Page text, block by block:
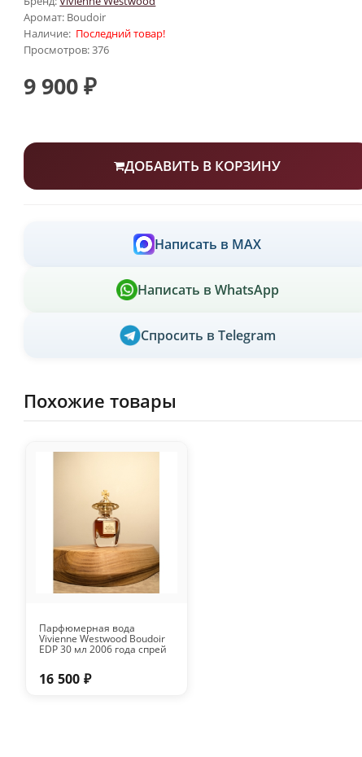
Аромат: Boudoir
Наличие: Последний товар!
Просмотров: 376
9 900 ₽
ДОБАВИТЬ В КОРЗИНУ
Написать в MAX
Написать в WhatsApp
Спросить в Telegram
Похожие товары
Парфюмерная вода
Vivienne Westwood Boudoir
EDP 30 мл 2006 года спрей
16 500 ₽